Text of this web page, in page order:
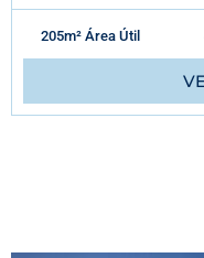
205m² Área Útil